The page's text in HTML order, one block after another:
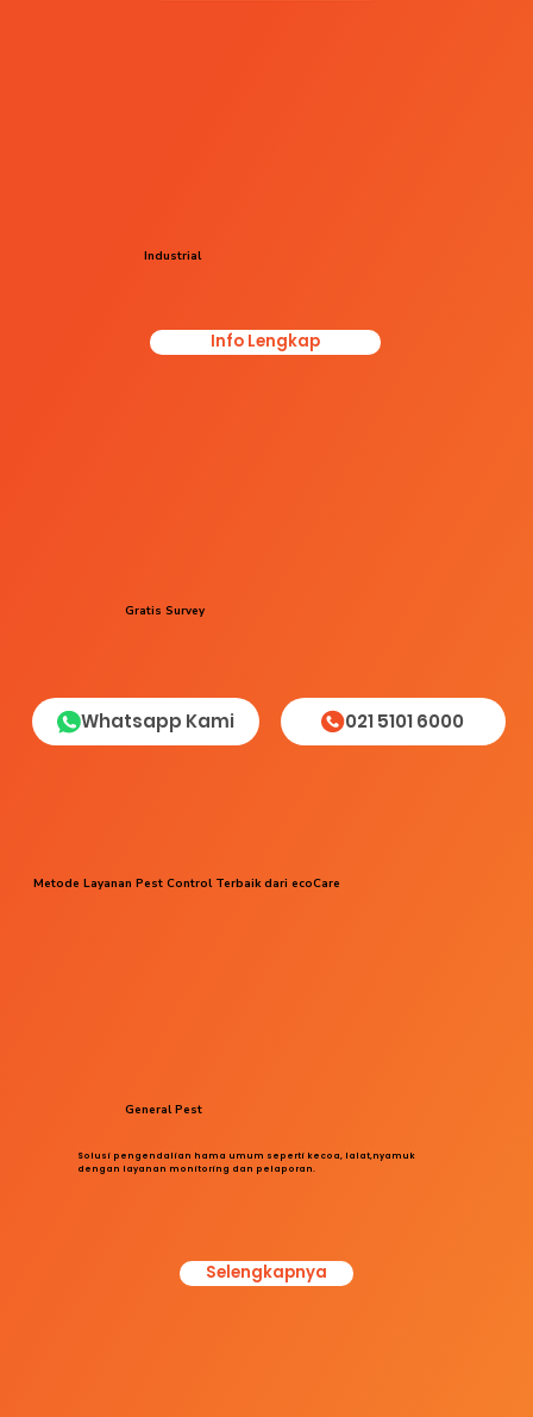
Gratis Survey
Industrial
Info Lengkap
Whatsapp Kami 021 5101 6000
Metode Layanan Pest Control Terbaik dari ecoCare
Solusi pengendalian hama umum seperti kecoa, lalat,nyamuk
dengan layanan monitoring dan pelaporan.
General Pest
Selengkapnya